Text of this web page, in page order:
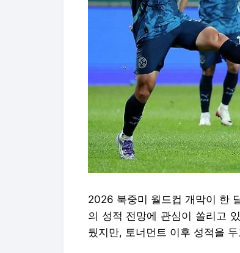
2026 북중미 월드컵 개막이 한
의 성적 전망에 관심이 쏠리고
뒀지만, 토너먼트 이후 성적을